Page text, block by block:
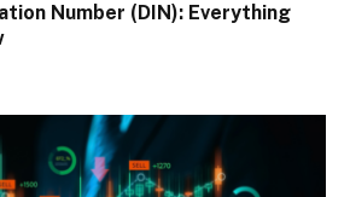
Number (DIN): Everything